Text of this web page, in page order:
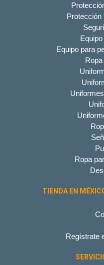
Protección
Equipo para
Ropa
TIENDA EN
Regístrate